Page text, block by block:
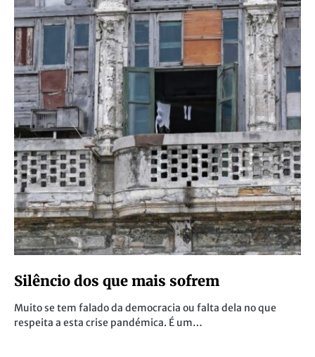
Silêncio dos que mais sofrem
Muito se tem falado da democracia ou falta dela no que
respeita a esta crise pandémica. É um…